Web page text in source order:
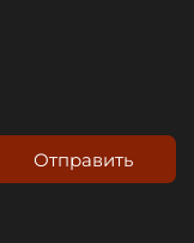
Отправить